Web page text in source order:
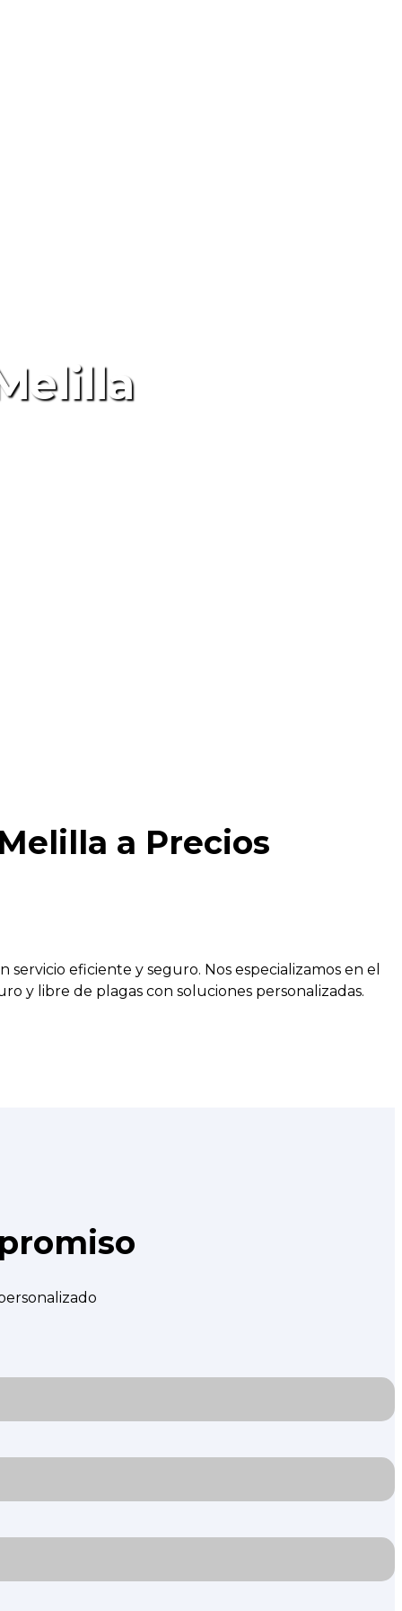
a Precios
eficiente y seguro. Nos especializamos en el
y libre de plagas con soluciones personalizadas.